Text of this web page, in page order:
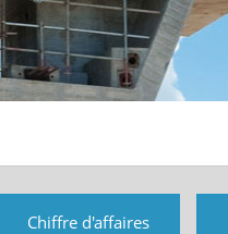
Chiffre d'affaires